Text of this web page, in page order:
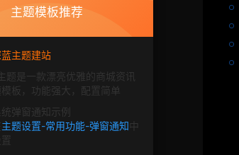
主题模板推荐
主题建站
题是一款漂亮优雅的商城资讯
板，功能强大，配置简单
弹窗通知示例
主题设置-常用功能-弹窗通知中